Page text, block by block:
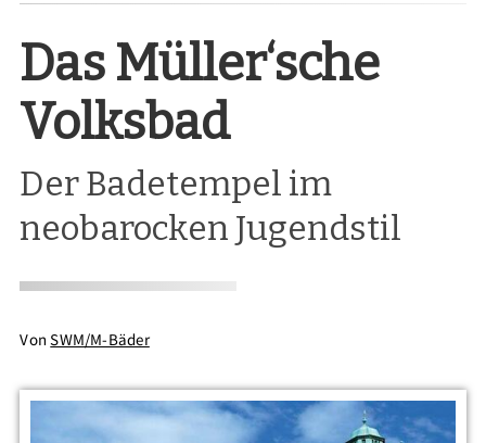
Das Müller‘sche
Volksbad
Der Badetempel im
neobarocken Jugendstil
VonSWM/M-Bäder